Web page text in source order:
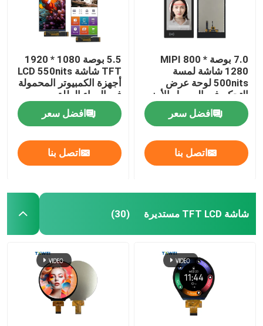
7.0 بوصة MIPI 800 *
1280 شاشة لمسة
500nits لوحة عرض
التحكم في الوصول الأمني
افضل سعر
اتصل بنا
5.5 بوصة 1080 * 1920
TFT شاشة LCD 550nits
أجهزة الكمبيوتر المحمولة
في الهواء الطلق
افضل سعر
اتصل بنا
شاشة TFT LCD مستديرة (30)